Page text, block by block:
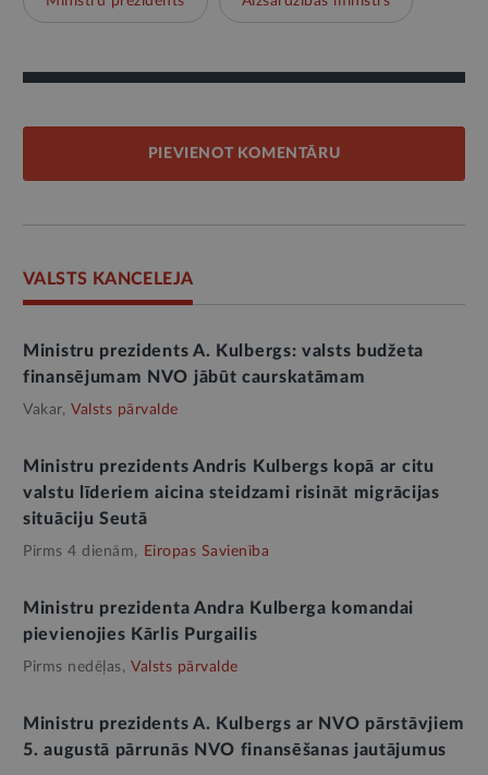
PIEVIENOT KOMENTĀRU
VALSTS KANCELEJA
Ministru prezidents A. Kulbergs: valsts budžeta
finansējumam NVO jābūt caurskatāmam
Vakar, Valsts pārvalde
Ministru prezidents Andris Kulbergs kopā ar citu
valstu līderiem aicina steidzami risināt migrācijas
situāciju Seutā
Pirms 4 dienām, Eiropas Savienība
Ministru prezidenta Andra Kulberga komandai
pievienojies Kārlis Purgailis
Pirms nedēļas, Valsts pārvalde
Ministru prezidents A. Kulbergs ar NVO pārstāvjiem
5. augustā pārrunās NVO finansēšanas jautājumus